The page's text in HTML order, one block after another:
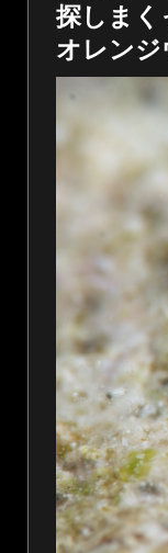
探しまく
オレンジ